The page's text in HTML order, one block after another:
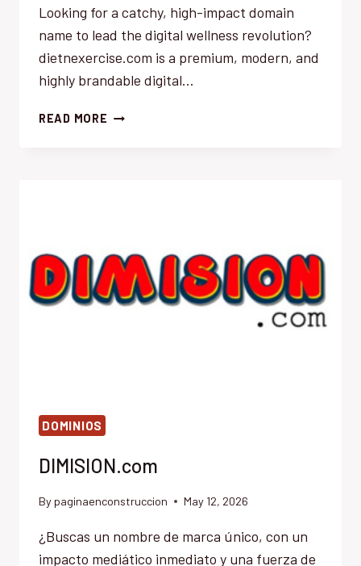
Looking for a catchy, high-impact domain
name to lead the digital wellness revolution?
dietnexercise.com is a premium, modern, and
highly brandable digital…
READ MORE DIETNEXERCISE.COM
DOMINIOS
DIMISION.com
By paginaenconstruccion May 12, 2026
¿Buscas un nombre de marca único, con un
impacto mediático inmediato y una fuerza de